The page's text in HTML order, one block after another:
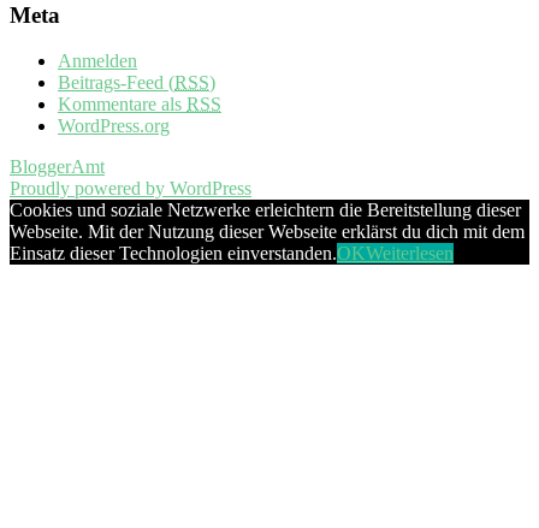
Meta
Anmelden
Beitrags-Feed (RSS)
Kommentare als RSS
WordPress.org
BloggerAmt
Proudly powered by WordPress
Cookies und soziale Netzwerke erleichtern die Bereitstellung dieser
Webseite. Mit der Nutzung dieser Webseite erklärst du dich mit dem
Einsatz dieser Technologien einverstanden.OKWeiterlesen